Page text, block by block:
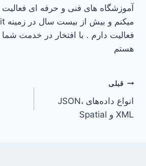
آموزشگاه های فنی و حرفه ای فعالیت
میکنم و بیش از بیست سال در زمینه it
فعالیت دارم . با افتخار در خدمت شما
هستم
راهبری
نوشته
قبلی
انواع داده‌های JSON،
XML و Spatial